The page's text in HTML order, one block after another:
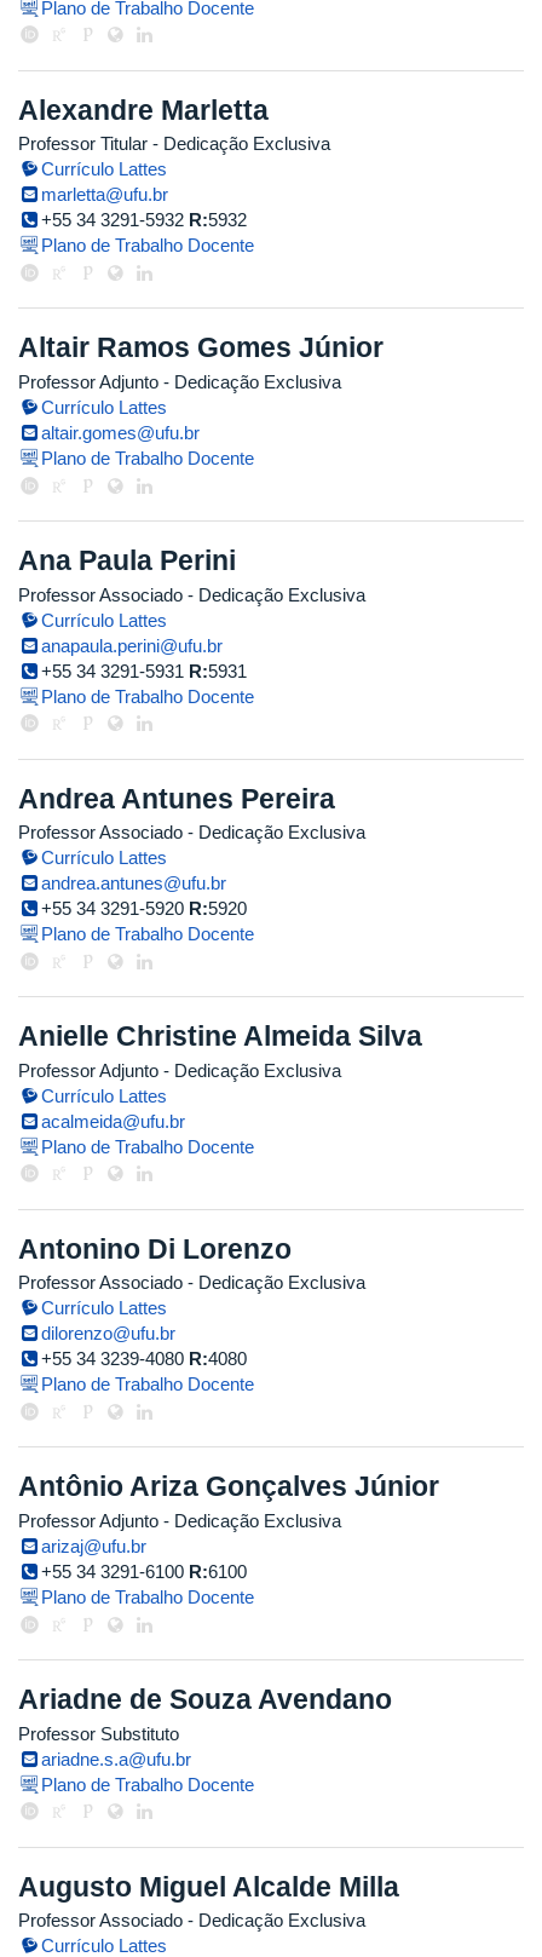
Plano de Trabalho Docente
Alexandre Marletta
Professor Titular - Dedicação Exclusiva
Currículo Lattes
marletta@ufu.br
+55 34 3291-5932 R:5932
Plano de Trabalho Docente
Altair Ramos Gomes Júnior
Professor Adjunto - Dedicação Exclusiva
Currículo Lattes
altair.gomes@ufu.br
Plano de Trabalho Docente
Ana Paula Perini
Professor Associado - Dedicação Exclusiva
Currículo Lattes
anapaula.perini@ufu.br
+55 34 3291-5931 R:5931
Plano de Trabalho Docente
Andrea Antunes Pereira
Professor Associado - Dedicação Exclusiva
Currículo Lattes
andrea.antunes@ufu.br
+55 34 3291-5920 R:5920
Plano de Trabalho Docente
Anielle Christine Almeida Silva
Professor Adjunto - Dedicação Exclusiva
Currículo Lattes
acalmeida@ufu.br
Plano de Trabalho Docente
Antonino Di Lorenzo
Professor Associado - Dedicação Exclusiva
Currículo Lattes
dilorenzo@ufu.br
+55 34 3239-4080 R:4080
Plano de Trabalho Docente
Antônio Ariza Gonçalves Júnior
Professor Adjunto - Dedicação Exclusiva
arizaj@ufu.br
+55 34 3291-6100 R:6100
Plano de Trabalho Docente
Ariadne de Souza Avendano
Professor Substituto
ariadne.s.a@ufu.br
Plano de Trabalho Docente
Augusto Miguel Alcalde Milla
Professor Associado - Dedicação Exclusiva
Currículo Lattes